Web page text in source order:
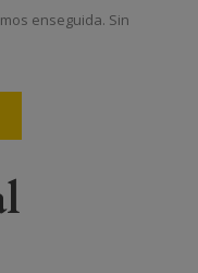
enseguida. Sin